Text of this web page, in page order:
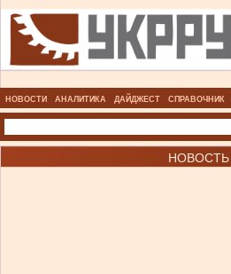
НОВОСТИ АНАЛИТИКА ДАЙДЖЕСТ СПРАВОЧНИК
НОВОСТЬ